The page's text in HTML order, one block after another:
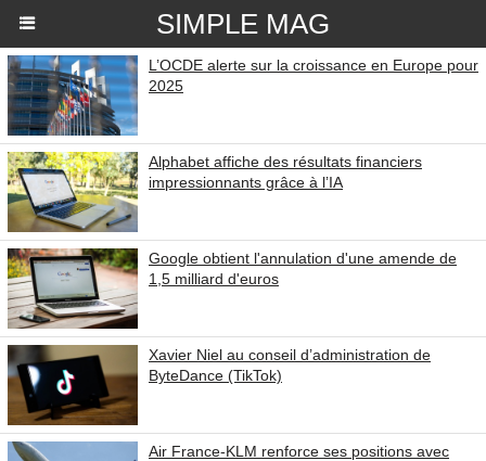
SIMPLE MAG
L’OCDE alerte sur la croissance en Europe pour
2025
Alphabet affiche des résultats financiers
impressionnants grâce à l’IA
Google obtient l'annulation d'une amende de
1,5 milliard d'euros
Xavier Niel au conseil d’administration de
ByteDance (TikTok)
Air France-KLM renforce ses positions avec